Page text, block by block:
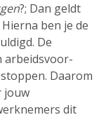
?; Dan geldt
ben je de
De
arbeidsvoor­
Daarom
jouw
dit